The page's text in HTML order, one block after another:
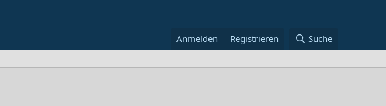
Anmelden Registrieren Suche